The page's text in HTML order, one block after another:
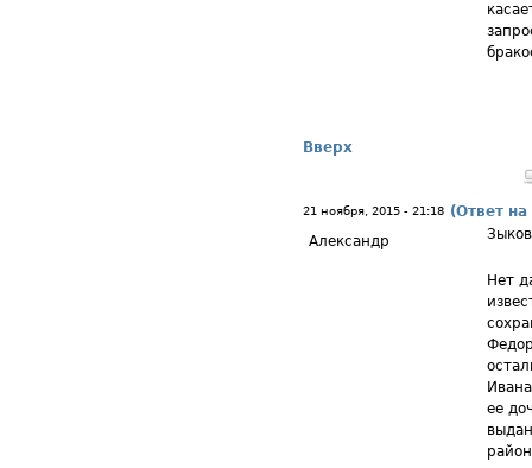
Вверх
21 ноября, 2015 - 21:18 (Ответ
Александр
Нет
ее